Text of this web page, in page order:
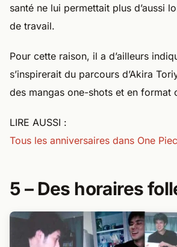
santé ne lui permettait plus d’aussi
de travail.
Pour cette raison, il a d’ailleurs
s’inspirerait du parcours d’Akira
des mangas one-shots et en format
LIRE AUSSI :
Tous les anniversaires dans One
5 – Des horaires